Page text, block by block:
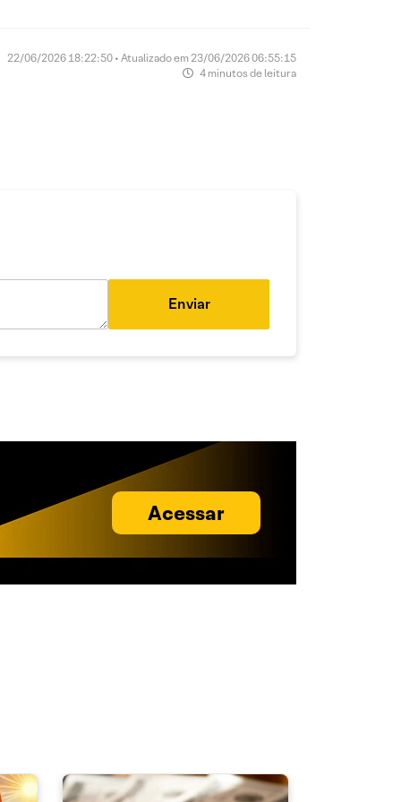
22/06/2026 18:22:50 • Atualizado em 23/06/2026 06:55:15
4 minutos de leitura
Enviar
Acessar